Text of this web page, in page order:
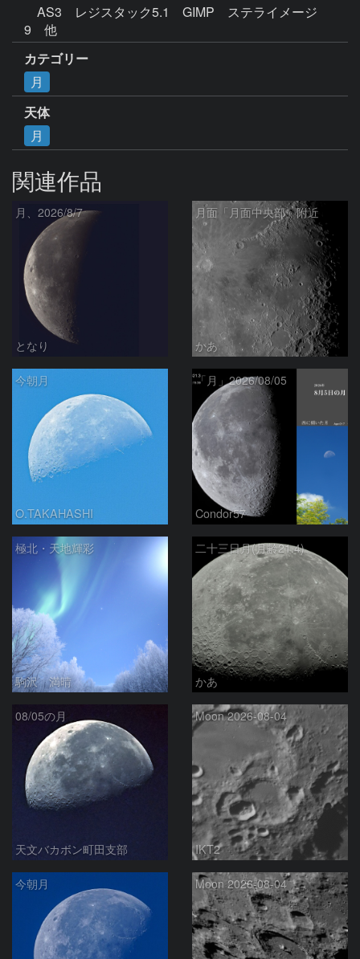
AS3　レジスタック5.1　GIMP　ステライメージ
9　他
カテゴリー
月
天体
月
関連作品
月、2026/8/7
となり
月面「月面中央部」附近
かあ
今朝月
O.TAKAHASHI
「月」2026/08/05
Condor57
極北・天地輝彩
駒沢 満晴
二十三日月(月齢21.4)
かあ
08/05の月
天文バカボン町田支部
Moon 2026-08-04
IKT2
今朝月 Moon 2026-08-04